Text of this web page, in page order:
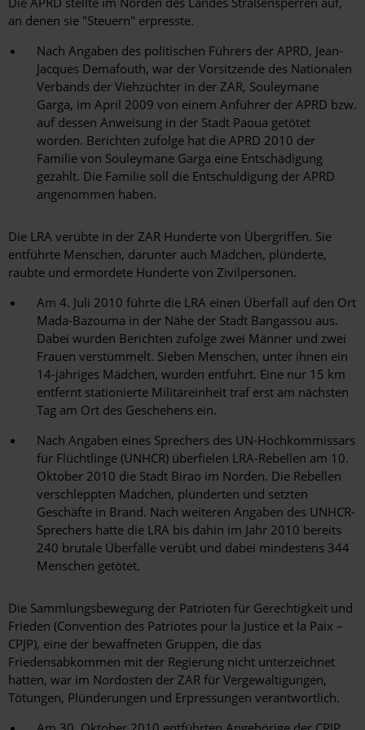
an denen sie "Steuern" erpresste.
Nach Angaben des politischen Führers der APRD, Jean-
Jacques Demafouth, war der Vorsitzende des Nationalen
Verbands der Viehzüchter in der ZAR, Souleymane
Garga, im April 2009 von einem Anführer der APRD bzw.
auf dessen Anweisung in der Stadt Paoua getötet
worden. Berichten zufolge hat die APRD 2010 der
Familie von Souleymane Garga eine Entschädigung
gezahlt. Die Familie soll die Entschuldigung der APRD
angenommen haben.
Die LRA verübte in der ZAR Hunderte von Übergriffen. Sie
entführte Menschen, darunter auch Mädchen, plünderte,
raubte und ermordete Hunderte von Zivilpersonen.
Am 4. Juli 2010 führte die LRA einen Überfall auf den Ort
Mada-Bazouma in der Nähe der Stadt Bangassou aus.
Dabei wurden Berichten zufolge zwei Männer und zwei
Frauen verstümmelt. Sieben Menschen, unter ihnen ein
14-jähriges Mädchen, wurden entführt. Eine nur 15 km
entfernt stationierte Militäreinheit traf erst am nächsten
Tag am Ort des Geschehens ein.
Nach Angaben eines Sprechers des UN-Hochkommissars
für Flüchtlinge (UNHCR) überfielen LRA-Rebellen am 10.
Oktober 2010 die Stadt Birao im Norden. Die Rebellen
verschleppten Mädchen, plünderten und setzten
Geschäfte in Brand. Nach weiteren Angaben des UNHCR-
Sprechers hatte die LRA bis dahin im Jahr 2010 bereits
240 brutale Überfälle verübt und dabei mindestens 344
Menschen getötet.
Die Sammlungsbewegung der Patrioten für Gerechtigkeit und
Frieden (Convention des Patriotes pour la Justice et la Paix –
CPJP), eine der bewaffneten Gruppen, die das
Friedensabkommen mit der Regierung nicht unterzeichnet
hatten, war im Nordosten der ZAR für Vergewaltigungen,
Tötungen, Plünderungen und Erpressungen verantwortlich.